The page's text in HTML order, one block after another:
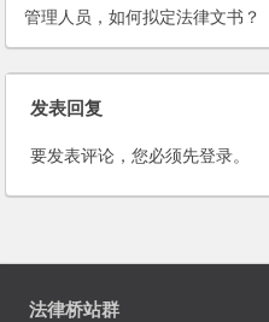
管理人员，如何拟定法律文书？
公司董事会怎样产生？
发表回复
要发表评论，您必须先登录。
法律桥站群